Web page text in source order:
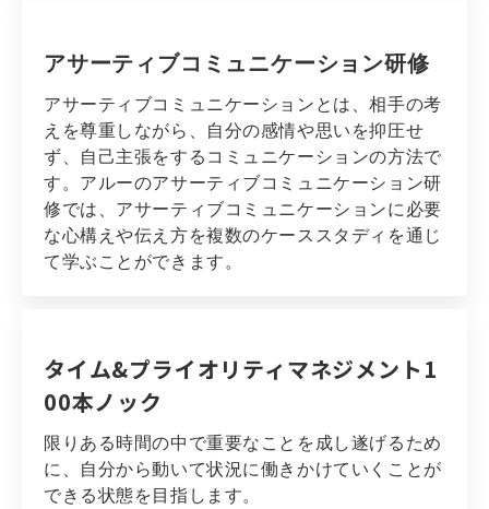
アサーティブコミュニケーション研修
アサーティブコミュニケーションとは、相手の考
えを尊重しながら、自分の感情や思いを抑圧せ
ず、自己主張をするコミュニケーションの方法で
す。アルーのアサーティブコミュニケーション研
修では、アサーティブコミュニケーションに必要
な心構えや伝え方を複数のケーススタディを通じ
て学ぶことができます。
タイム&プライオリティマネジメント1
00本ノック
限りある時間の中で重要なことを成し遂げるため
に、自分から動いて状況に働きかけていくことが
できる状態を目指します。